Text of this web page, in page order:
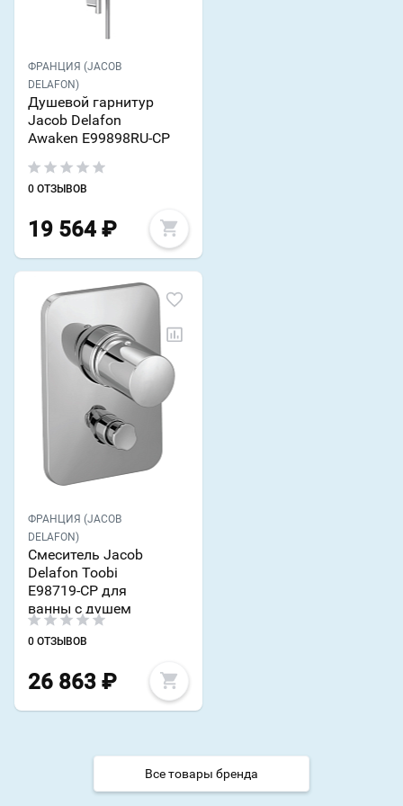
ФРАНЦИЯ (JACOB
DELAFON)
Душевой гарнитур
Jacob Delafon
Awaken E99898RU-CP
0 ОТЗЫВОВ
19 564 ₽
ФРАНЦИЯ (JACOB
DELAFON)
Смеситель Jacob
Delafon Toobi
E98719-CP для
ванны с душем
0 ОТЗЫВОВ
26 863 ₽
Все товары бренда